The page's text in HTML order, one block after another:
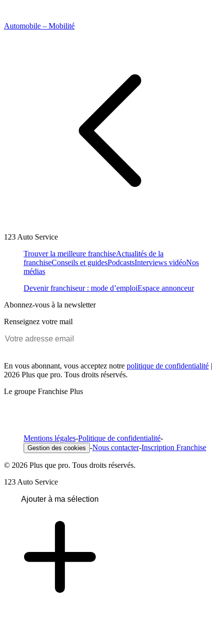
Automobile – Mobilité
123 Auto Service
Trouver la meilleure franchiseActualités de la
franchiseConseils et guidesPodcastsInterviews vidéoNos
médias
Devenir franchiseur : mode d’emploiEspace annonceur
Abonnez-vous à la newsletter
Renseignez votre mail
En vous abonnant, vous acceptez notre politique de confidentialité |
2026 Plus que pro. Tous droits réservés.
Le groupe Franchise Plus
Mentions légales-Politique de confidentialité-
Gestion des cookies -Nous contacter-Inscription Franchise
© 2026 Plus que pro. Tous droits réservés.
123 Auto Service
Ajouter à ma sélection